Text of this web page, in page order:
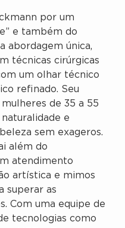
por um
e também do
abordagem única,
técnicas cirúrgicas
um olhar técnico
refinado. Seu
de 35 a 55
naturalidade e
sem exageros.
além do
atendimento
artística e mimos
superar as
Com uma equipe de
tecnologias como